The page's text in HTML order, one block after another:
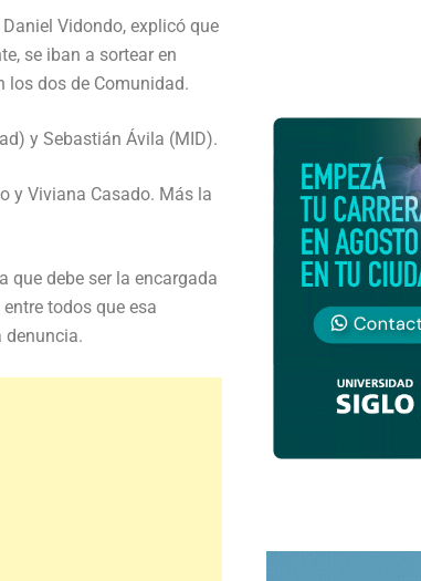
Vidondo, explicó que
se iban a sortear en
los dos de Comunidad.
y Sebastián Ávila (MID).
y Viviana Casado. Más la
que debe ser la encargada
todos que esa
denuncia.